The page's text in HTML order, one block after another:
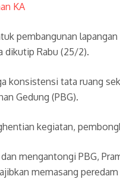
KA
pembangunan
dikutip Rabu (25/2).
konsistensi tata ruang
Gedung (PBG).
kegiatan,
mengantongi PBG,
memasang